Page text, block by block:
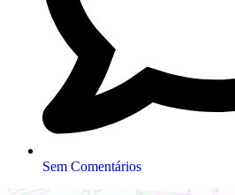
Sem Comentários